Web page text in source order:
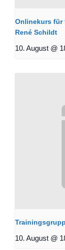
Onlinekurs für
René Schildt
10. August @
10. August @